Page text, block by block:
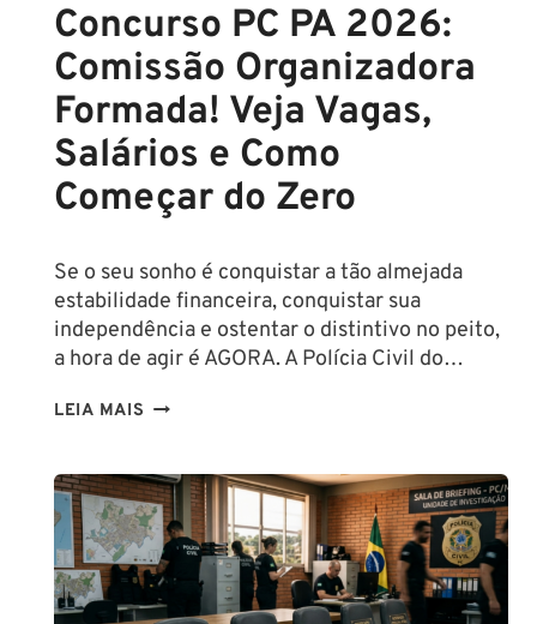
R$
43
Concurso PC PA 2026:
Comissão Organizadora
Formada! Veja Vagas,
Salários e Como
Começar do Zero
Se o seu sonho é conquistar a tão almejada
estabilidade financeira, conquistar sua
independência e ostentar o distintivo no peito,
a hora de agir é AGORA. A Polícia Civil do…
LEIA MAIS CONCURSO
2026:
COMISSÃO
ORGANIZADORA
FORMADA!
VEJA